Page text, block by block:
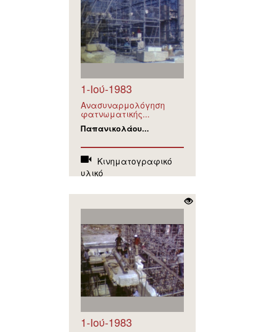
1-Ιού-1983
Ανασυναρμολόγηση
φατνωματικής...
Παπανικολάου...
Κινηματογραφικό
υλικό
1-Ιού-1983